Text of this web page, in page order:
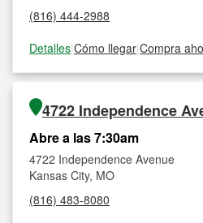
(816) 444-2988
Detalles|Cómo llegar|Compra
4722 Independence
Abre a las 7:30am
4722 Independence Avenue
Kansas City, MO
(816) 483-8080